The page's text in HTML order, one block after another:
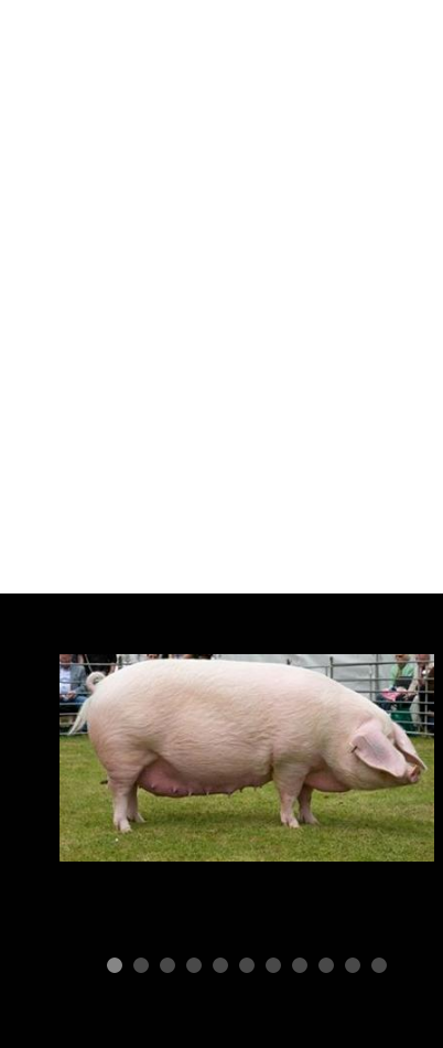
ПОРОДЫ СВИНЕЙ
Породы и
производительность
свиней